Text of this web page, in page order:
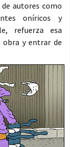
autores como
oníricos y
refuerza esa
obra y entrar de